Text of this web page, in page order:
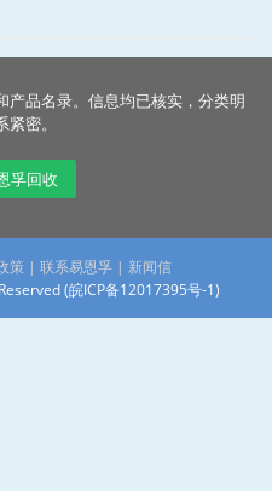
产品名录。信息均已核实，分类明
密。
孚回收
策| 联系易恩孚 | 新闻信
(皖ICP备12017395号-1)